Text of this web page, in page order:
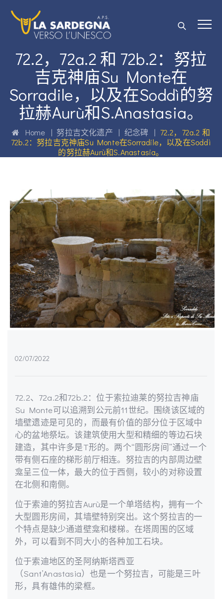
72.2，72a.2 和 72b.2：努拉
吉克神庙Su Monte在
Sorradile，以及在Soddì的努
拉赫Aurù和S.Anastasia。
Home | 努拉吉文化遗产 | 纪念碑 | 72.2，72a.2 和
72b.2：努拉吉克神庙Su Monte在Sorradile，以及在Soddì
的努拉赫Aurù和S.Anastasia。
02/07/2022
72.2、72a.2和72b.2：位于索拉迪莱的努拉吉神庙
Su Monte可以追溯到公元前11世纪。围绕该区域的
墙壁遗迹是可见的，而最有价值的部分位于区域中
心的盆地祭坛。该建筑使用大型和精细的等边石块
建造，其中许多是T形的。两个“圆形房间”通过一个
带有侧石座的梯形前厅相连。努拉吉的内部周边壁
龛呈三位一体，最大的位于西侧，较小的对称设置
在北侧和南侧。
位于索迪的努拉吉Aurù是一个单塔结构，拥有一个
大型圆形房间，其墙壁特别突出。这个努拉吉的一
个特点是缺少通道壁龛和楼梯。在塔周围的区域
外，可以看到不同大小的各种加工石块。
位于索迪地区的圣阿纳斯塔西亚
（Sant’Anastasia）也是一个努拉吉，可能是三叶
形，具有雄伟的梁框。